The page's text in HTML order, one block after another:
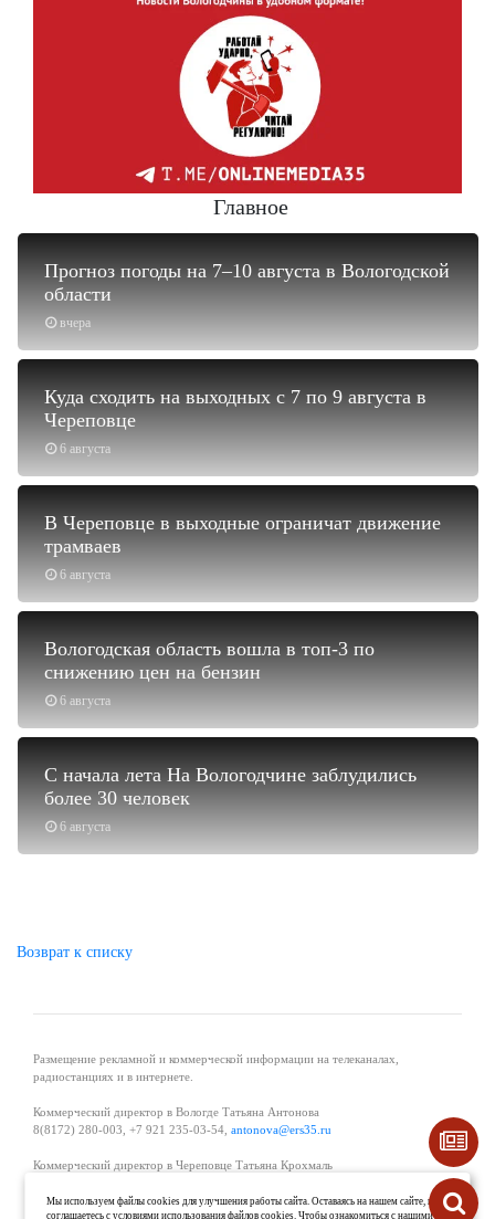
Главное
вчера
Прогноз погоды на 7–10 августа в Вологодской
области
6 августа
Куда сходить на выходных с 7 по 9 августа в
Череповце
6 августа
В Череповце в выходные ограничат движение
трамваев
6 августа
Вологодская область вошла в топ-3 по
снижению цен на бензин
6 августа
С начала лета На Вологодчине заблудились
более 30 человек
Возврат к списку
Размещение рекламной и коммерческой информации на телеканалах,
радиостанциях и в интернете.
Коммерческий директор в Вологде Татьяна Антонова
8(8172) 280-003, +7 921 235-03-54, antonova@ers35.ru
Коммерческий директор в Череповце Татьяна Крохмаль
Мы используем файлы cookies для улучшения работы сайта. Оставаясь на нашем сайте, вы
соглашаетесь с условиями использования файлов cookies. Чтобы ознакомиться с нашими